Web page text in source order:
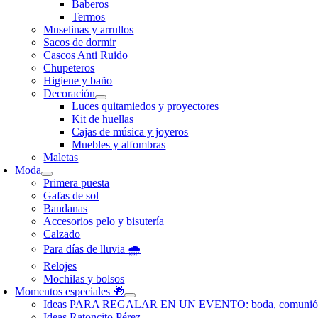
Baberos
Termos
Muselinas y arrullos
Sacos de dormir
Cascos Anti Ruido
Chupeteros
Higiene y baño
Decoración
Luces quitamiedos y proyectores
Kit de huellas
Cajas de música y joyeros
Muebles y alfombras
Maletas
Moda
Primera puesta
Gafas de sol
Bandanas
Accesorios pelo y bisutería
Calzado
Para días de lluvia 🌧️
Relojes
Mochilas y bolsos
Momentos especiales 🎁
Ideas PARA REGALAR EN UN EVENTO: boda,